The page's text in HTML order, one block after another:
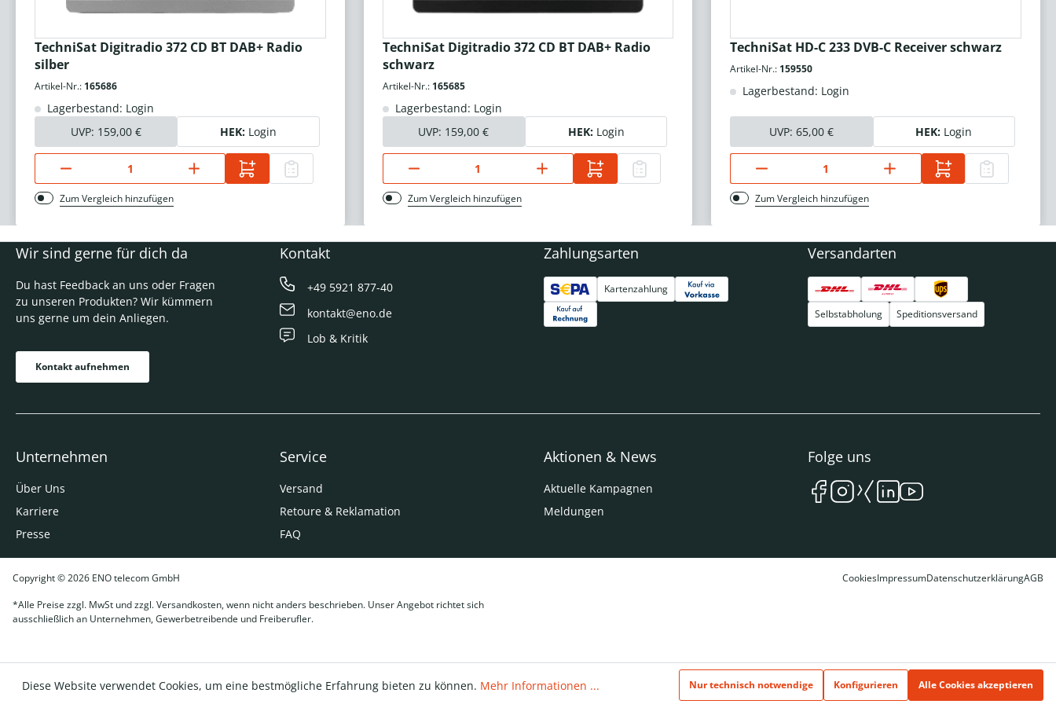
TechniSat Digitradio 372 CD BT DAB+ Radio
silber
Artikel-Nr.: 165686
Lagerbestand: Login
UVP: 159,00 € HEK: Login
Zum Vergleich hinzufügen
TechniSat Digitradio 372 CD BT DAB+ Radio
schwarz
Artikel-Nr.: 165685
Lagerbestand: Login
UVP: 159,00 € HEK: Login
Zum Vergleich hinzufügen
TechniSat HD-C 233 DVB-C Receiver schwarz
Artikel-Nr.: 159550
Lagerbestand: Login
UVP: 65,00 € HEK: Login
Zum Vergleich hinzufügen
Wir sind gerne für dich da
Du hast Feedback an uns oder Fragen
zu unseren Produkten? Wir kümmern
uns gerne um dein Anliegen.
Kontakt aufnehmen
Kontakt
+49 5921 877-40
kontakt@eno.de
Lob & Kritik
Unternehmen
Über Uns
Karriere
Presse
Service
Versand
Retoure & Reklamation
FAQ
Aktionen & News
Aktuelle Kampagnen
Meldungen
Zahlungsarten
Kartenzahlung
Versandarten
Selbstabholung Speditionsversand
Folge uns
Copyright © 2026 ENO telecom GmbH CookiesImpressumDatenschutzerklärungAGB
*Alle Preise zzgl. MwSt und zzgl. Versandkosten, wenn nicht anders beschrieben. Unser Angebot richtet sich
ausschließlich an Unternehmen, Gewerbetreibende und Freiberufler.
Diese Website verwendet Cookies, um eine bestmögliche Erfahrung bieten zu können. Mehr Informationen ... Nur technisch notwendige Konfigurieren Alle Cookies akzeptieren